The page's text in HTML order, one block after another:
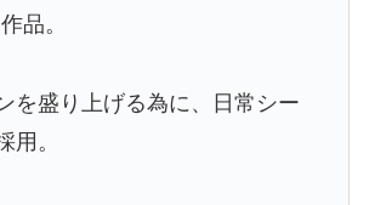
品。
を盛り上げる為に、日常シー
用。